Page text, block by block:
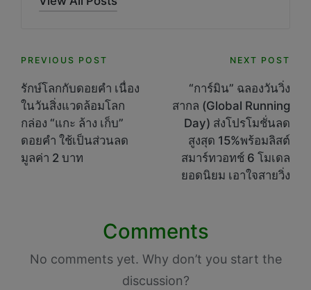
Post
navigation
PREVIOUS POST
รักษ์โลกกับดอยคำ เนื่อง
ในวันสิ่งแวดล้อมโลก
กล่อง “แกะ ล้าง เก็บ”
ดอยคำ ใช้เป็นส่วนลด
มูลค่า 2 บาท
NEXT POST
“การ์มิน” ฉลองวันวิ่ง
สากล (Global Running
Day) ส่งโปรโมชั่นลด
สูงสุด 15%พร้อมลิสต์
สมาร์ทวอทช์ 6 โมเดล
ยอดนิยม เอาใจสายวิ่ง
Comments
No comments yet. Why don’t you start the
discussion?